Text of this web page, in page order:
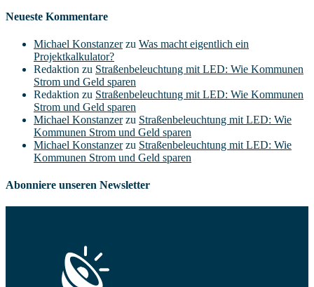
Neueste Kommentare
Michael Konstanzerzu Was macht eigentlich ein
Projektkalkulator?
Redaktion zu Straßenbeleuchtung mit LED: Wie Kommunen
Strom und Geld sparen
Redaktion zu Straßenbeleuchtung mit LED: Wie Kommunen
Strom und Geld sparen
Michael Konstanzerzu Straßenbeleuchtung mit LED: Wie
Kommunen Strom und Geld sparen
Michael Konstanzerzu Straßenbeleuchtung mit LED: Wie
Kommunen Strom und Geld sparen
Abonniere unseren Newsletter